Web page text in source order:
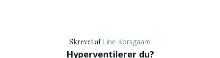
Skrevet af Line Korsgaard
Hyperventilerer du?